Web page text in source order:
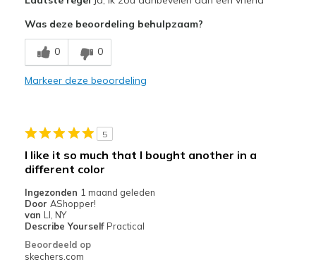
Comfortable
Durable
Casual Wear
Going Out
Width
Feels true to width
Sizing
Was deze beoordeling behulpzaam?
0 0
Markeer deze beoordeling
5
I like it so much that I bought another in a
different color
Ingezonden 1 maand geleden
Door AShopper!
van LI, NY
Describe Yourself Practical
Beoordeeld op
skechers.com